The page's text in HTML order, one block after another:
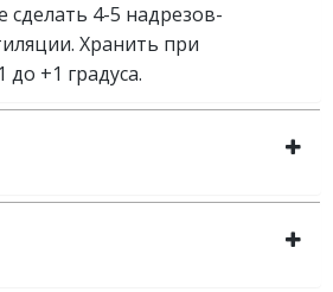
сделать 4-5 надрезов-
Хранить при
+1 градуса.